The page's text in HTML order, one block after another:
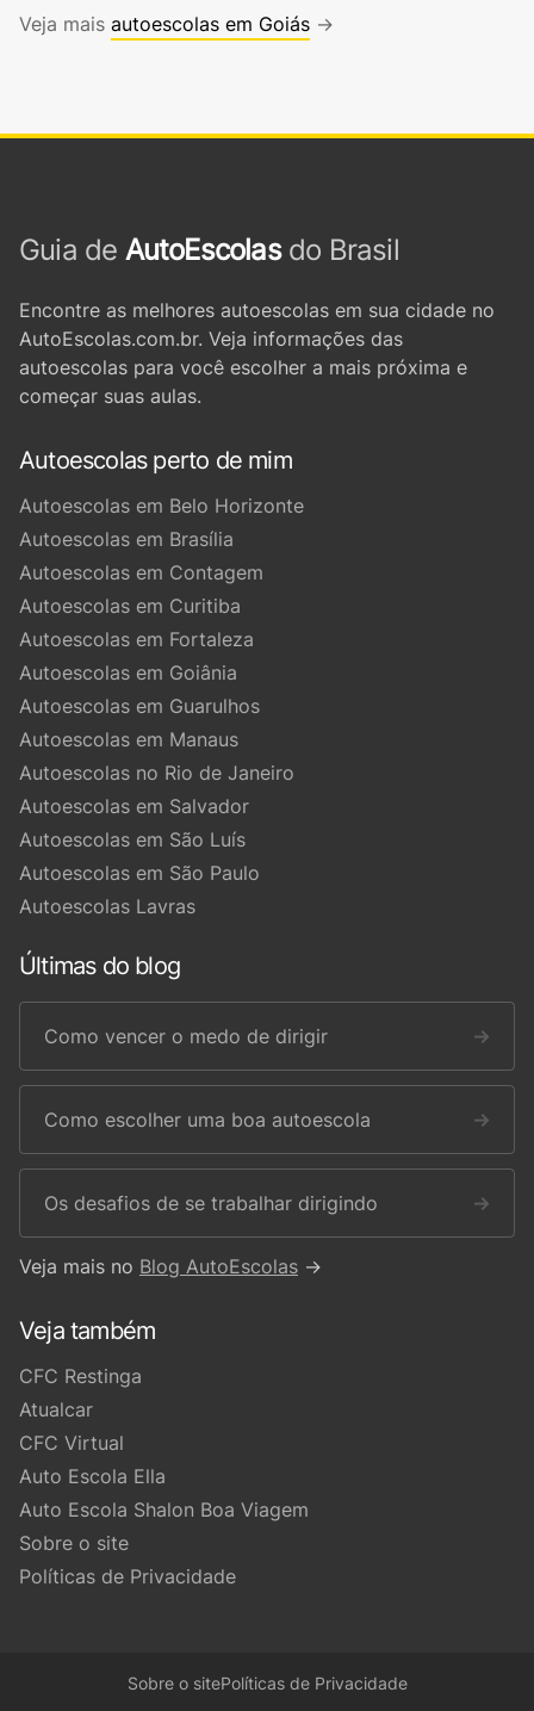
Veja mais autoescolas em Goiás →
Guia de AutoEscolasdo Brasil
Encontre as melhores autoescolas em sua cidade no
AutoEscolas.com.br. Veja informações das
autoescolas para você escolher a mais próxima e
começar suas aulas.
Autoescolas perto de mim
Autoescolas em Belo Horizonte
Autoescolas em Brasília
Autoescolas em Contagem
Autoescolas em Curitiba
Autoescolas em Fortaleza
Autoescolas em Goiânia
Autoescolas em Guarulhos
Autoescolas em Manaus
Autoescolas no Rio de Janeiro
Autoescolas em Salvador
Autoescolas em São Luís
Autoescolas em São Paulo
Autoescolas Lavras
Últimas do blog
Como vencer o medo de dirigir →
Como escolher uma boa autoescola →
Os desafios de se trabalhar dirigindo →
Veja mais no Blog AutoEscolas →
Veja também
CFC Restinga
Atualcar
CFC Virtual
Auto Escola Ella
Auto Escola Shalon Boa Viagem
Sobre o site
Políticas de Privacidade
Sobre o sitePolíticas de Privacidade